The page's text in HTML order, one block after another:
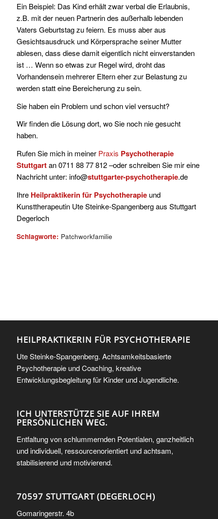
Ein Beispiel: Das Kind erhält zwar verbal die Erlaubnis,
z.B. mit der neuen Partnerin des außerhalb lebenden
Vaters Geburtstag zu feiern. Es muss aber aus
Gesichtsausdruck und Körpersprache seiner Mutter
ablesen, dass diese damit eigentlich nicht einverstanden
ist … Wenn so etwas zur Regel wird, droht das
Vorhandensein mehrerer Eltern eher zur Belastung zu
werden statt eine Bereicherung zu sein.
Sie haben ein Problem und schon viel versucht?
Wir finden die Lösung dort, wo Sie noch nie gesucht
haben.
Rufen Sie mich in meiner Praxis Psychotherapie
Stuttgartan 0711 88 77 812 –oder schreiben Sie mir eine
Nachricht unter: info@stuttgarter-psychotherapie.de
Ihre Heilpraktikerin für Psychotherapieund
Kunsttherapeutin Ute Steinke-Spangenberg aus Stuttgart
Degerloch
Schlagworte: Patchworkfamilie
HEILPRAKTIKERIN FÜR PSYCHOTHERAPIE
Ute Steinke-Spangenberg. Achtsamkeitsbasierte
Psychotherapie und Coaching, kreative
Entwicklungsbegleitung für Kinder und Jugendliche.
ICH UNTERSTÜTZE SIE AUF IHREM
PERSÖNLICHEN WEG.
Entfaltung von schlummernden Potentialen, ganzheitlich
und individuell, ressourcenorientiert und achtsam,
stabilisierend und motivierend.
70597 STUTTGART (DEGERLOCH)
Gomaringerstr. 4b